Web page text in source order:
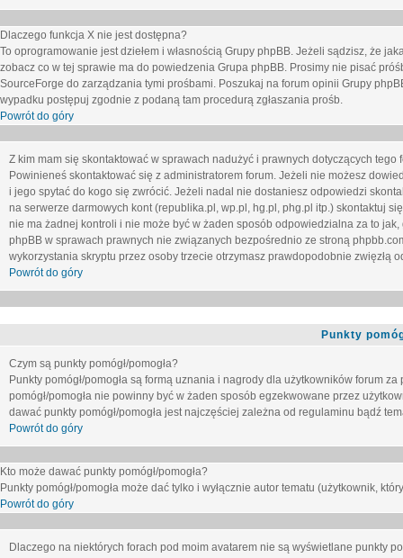
Dlaczego funkcja X nie jest dostępna?
To oprogramowanie jest dziełem i własnością Grupy phpBB. Jeżeli sądzisz, że
zobacz co w tej sprawie ma do powiedzenia Grupa phpBB. Prosimy nie pisać
SourceForge do zarządzania tymi prośbami. Poszukaj na forum opinii Grupy
wypadku postępuj zgodnie z podaną tam procedurą zgłaszania prośb.
Powrót do góry
Z kim mam się skontaktować w sprawach nadużyć i prawnych dotyczących tego
Powinieneś skontaktować się z administratorem forum. Jeżeli nie możesz
i jego spytać do kogo się zwrócić. Jeżeli nadal nie dostaniesz odpowiedzi
na serwerze darmowych kont (republika.pl, wp.pl, hg.pl, phg.pl itp.) skontaktuj
nie ma żadnej kontroli i nie może być w żaden sposób odpowiedzialna za to
phpBB w sprawach prawnych nie związanych bezpośrednio ze stroną
wykorzystania skryptu przez osoby trzecie otrzymasz prawdopodobnie zwięzłą
Powrót do góry
Punkty
Czym są punkty pomógł/pomogła?
Punkty pomógł/pomogła są formą uznania i nagrody dla użytkowników forum
pomógł/pomogła nie powinny być w żaden sposób egzekwowane przez
dawać punkty pomógł/pomogła jest najczęściej zależna od regulaminu bądź
Powrót do góry
Kto może dawać punkty pomógł/pomogła?
Punkty pomógł/pomogła może dać tylko i wyłącznie autor tematu (użytkownik,
Powrót do góry
Dlaczego na niektórych forach pod moim avatarem nie są wyświetlane punkty